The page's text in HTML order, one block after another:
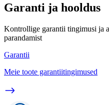
Garanti ja hooldus
Kontrollige garantii tingimusi ja
parandamist
Garantii
Meie toote garantiitingimused